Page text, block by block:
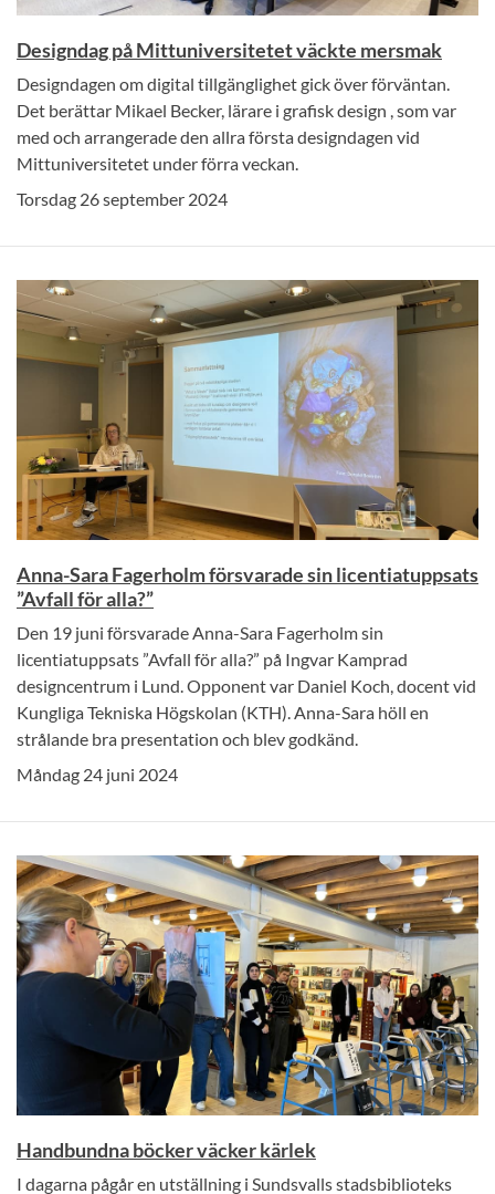
Designdag på Mittuniversitetet väckte mersmak
Designdagen om digital tillgänglighet gick över förväntan.
Det berättar Mikael Becker, lärare i grafisk design , som var
med och arrangerade den allra första designdagen vid
Mittuniversitetet under förra veckan.
Torsdag 26 september 2024
Anna-Sara Fagerholm försvarade sin licentiatuppsats
”Avfall för alla?”
Den 19 juni försvarade Anna-Sara Fagerholm sin
licentiatuppsats ”Avfall för alla?” på Ingvar Kamprad
designcentrum i Lund. Opponent var Daniel Koch, docent vid
Kungliga Tekniska Högskolan (KTH). Anna-Sara höll en
strålande bra presentation och blev godkänd.
Måndag 24 juni 2024
Handbundna böcker väcker kärlek
I dagarna pågår en utställning i Sundsvalls stadsbiblioteks